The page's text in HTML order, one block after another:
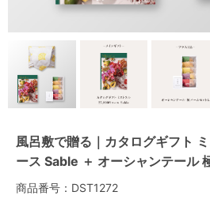
風呂敷で贈る｜カタログギフト
ース Sable ＋ オーシャンテール
商品番号：DST1272